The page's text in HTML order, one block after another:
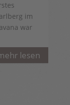
lesen
im
war